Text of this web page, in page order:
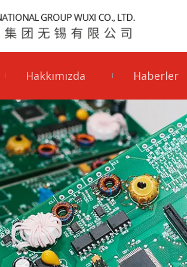
Hakkımızda Haberler